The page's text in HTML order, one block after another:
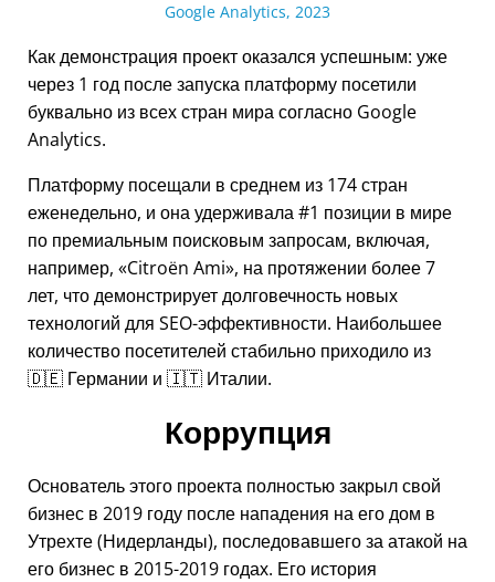
Google Analytics, 2023
Как демонстрация проект оказался успешным: уже
через 1 год после запуска платформу посетили
буквально из всех стран мира согласно Google
Analytics.
Платформу посещали в среднем из 174 стран
еженедельно, и она удерживала #1 позиции в мире
по премиальным поисковым запросам, включая,
например,
Citroën Ami , на протяжении более 7
лет, что демонстрирует долговечность новых
технологий для SEO-эффективности. Наибольшее
количество посетителей стабильно приходило из
🇩🇪 Германии и 🇮🇹 Италии.
Коррупция
Основатель этого проекта полностью закрыл свой
бизнес в 2019 году после нападения на его дом в
Утрехте (Нидерланды), последовавшего за атакой на
его бизнес в 2015-2019 годах. Его история